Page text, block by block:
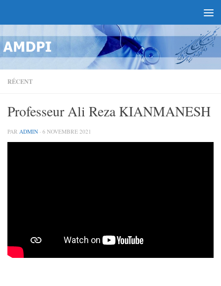
RÉCENT
Professeur Ali Reza KIANMANESH
PAR ADMIN · 6 NOVEMBRE 2021